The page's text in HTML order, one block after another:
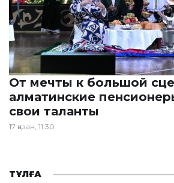
От мечты к большой
алматинские
свои таланты
17 қазан, 11:30
ТҰЛҒА